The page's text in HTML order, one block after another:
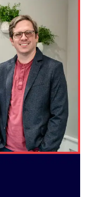
Hours
– 5:00
Hours
– 5:00